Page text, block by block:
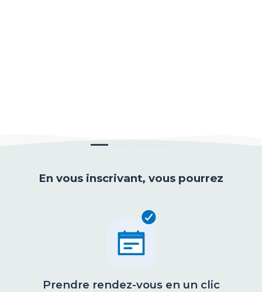
En vous inscrivant, vous pourrez
Prendre rendez-vous en un clic